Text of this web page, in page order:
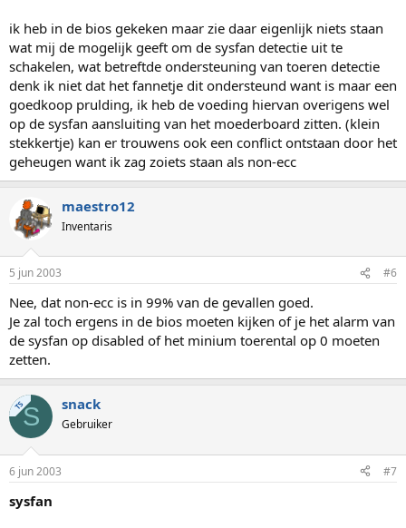
ik heb in de bios gekeken maar zie daar eigenlijk niets staan
wat mij de mogelijk geeft om de sysfan detectie uit te
schakelen, wat betreftde ondersteuning van toeren detectie
denk ik niet dat het fannetje dit ondersteund want is maar een
goedkoop prulding, ik heb de voeding hiervan overigens wel
op de sysfan aansluiting van het moederboard zitten. (klein
stekkertje) kan er trouwens ook een conflict ontstaan door het
geheugen want ik zag zoiets staan als non-ecc
maestro12
Inventaris
5 jun 2003 #6
Nee, dat non-ecc is in 99% van de gevallen goed.
Je zal toch ergens in de bios moeten kijken of je het alarm van
de sysfan op disabled of het minium toerental op 0 moeten
zetten.
TSS snack
Gebruiker
6 jun 2003 #7
sysfan